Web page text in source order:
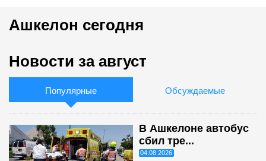
Ашкелон сегодня
Новости за август
Популярные Обсуждаемые
В Ашкелоне автобус
сбил тре...
04.08.2026